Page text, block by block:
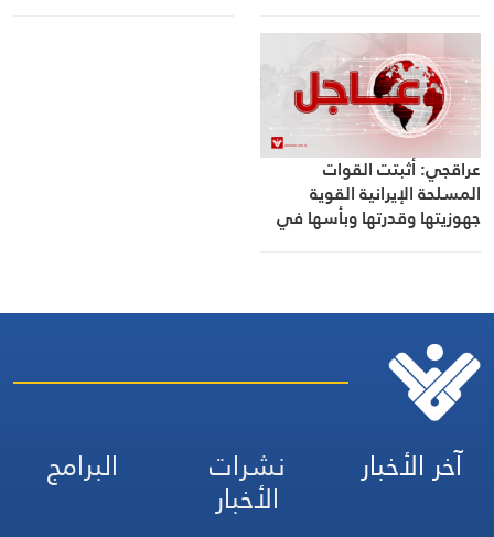
عراقجي: أثبتت القوات
المسلحة الإيرانية القوية
جهوزيتها وقدرتها وبأسها في
آخر الأخبار نشرات
الأخبار
البرامج